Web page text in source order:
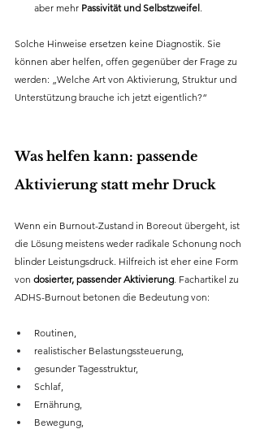
aber mehr Passivität und Selbstzweifel
Solche Hinweise ersetzen keine Diagnostik. Sie
können aber helfen, offen gegenüber der Frage zu
werden: „Welche Art von Aktivierung, Struktur und
Unterstützung brauche ich jetzt eigentlich?“
Was helfen kann: passende
Aktivierung statt mehr Druck
Wenn ein Burnout-Zustand in Boreout übergeht, ist
die Lösung meistens weder radikale Schonung noch
blinder Leistungsdruck. Hilfreich ist eher eine Form
von dosierter, passender Aktivierung . Fachartikel zu
ADHS-Burnout betonen die Bedeutung von:
Routinen,
realistischer Belastungssteuerung,
gesunder Tagesstruktur,
Schlaf,
Ernährung,
Bewegung,